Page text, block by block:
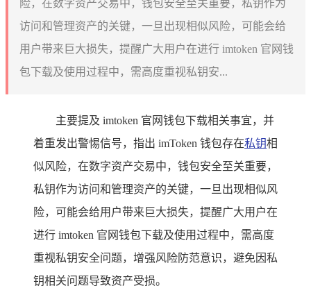
险，在数字资产交易中，钱包安全至关重要，私钥作为
访问和管理资产的关键，一旦出现相似风险，可能会给
用户带来巨大损失，提醒广大用户在进行 imtoken 官网钱
包下载及使用过程中，需高度重视私钥安...
主要提及 imtoken 官网钱包下载相关事宜，并
着重发出警惕信号，指出 imToken 钱包存在私钥相
似风险，在数字资产交易中，钱包安全至关重要，
私钥作为访问和管理资产的关键，一旦出现相似风
险，可能会给用户带来巨大损失，提醒广大用户在
进行 imtoken 官网钱包下载及使用过程中，需高度
重视私钥安全问题，增强风险防范意识，避免因私
钥相关问题导致资产受损。